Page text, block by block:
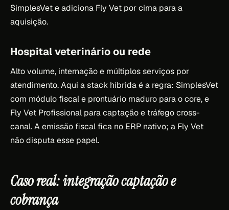
SimplesVet e adiciona Fly Vet por cima para a
aquisição.
Hospital veterinário ou rede
Alto volume, internação e múltiplos serviços por
atendimento. Aqui a stack híbrida é a regra: SimplesVet
com módulo fiscal e prontuário maduro para o core, e
Fly Vet Profissional para captação e tráfego cross-
canal. A emissão fiscal fica no ERP nativo; a Fly Vet
não disputa esse papel.
Caso real: integração captação e
cobrança